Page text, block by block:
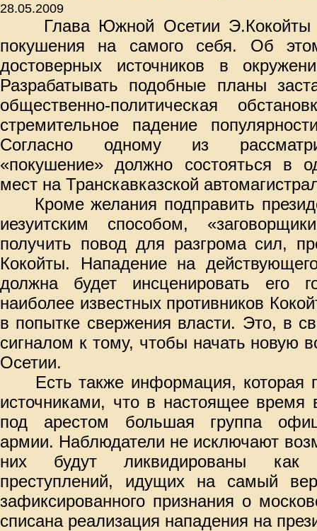
28.05.2009
Глава Южной Осетии Э.Кокойты
покушения на самого себя. Об
достоверных источников в
Разрабатывать подобные планы
общественно-политическая
стремительное падение
Согласно одному из
«покушение» должно состояться в
мест на Транскавказской
Кроме желания подправить
иезуитским способом,
получить повод для разгрома сил,
Кокойты. Нападение на
должна будет инсценировать его
наиболее известных противников
в попытке свержения власти. Это, в
сигналом к тому, чтобы начать новую
Осетии.
Есть также информация, которая
источниками, что в настоящее время
под арестом большая группа
армии. Наблюдатели не исключают
них будут ликвидированы как
преступлений, идущих на самый
зафиксированного признания о
списана реализация нападения на